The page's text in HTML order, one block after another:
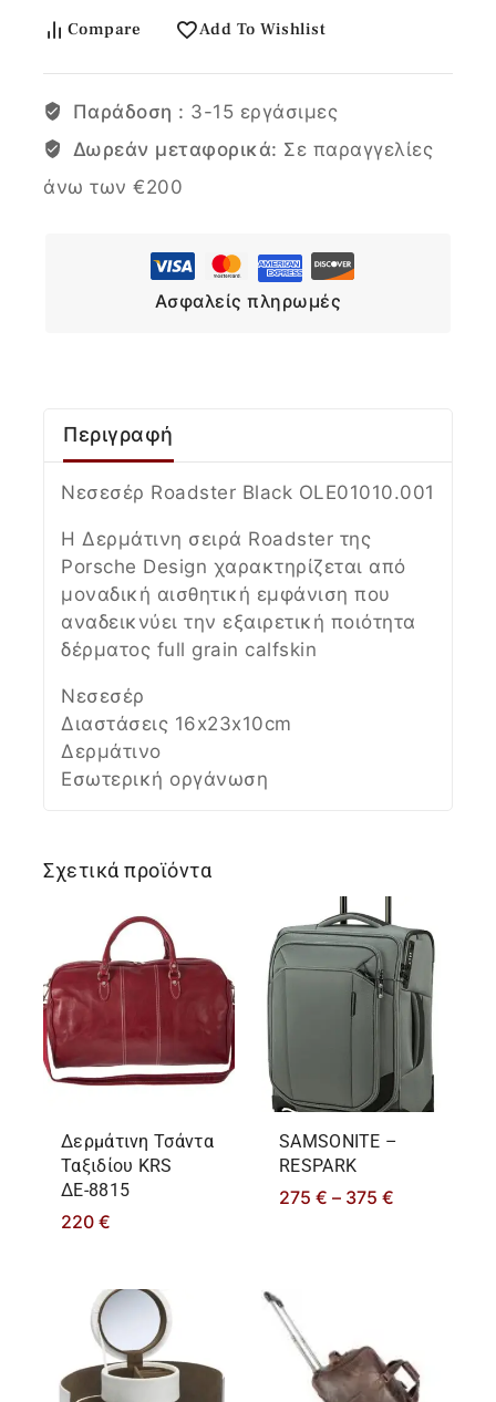
Compare Add To Wishlist
Παράδοση : 3-15 εργάσιμες
Δωρεάν μεταφορικά: Σε παραγγελίες
άνω των €200
Ασφαλείς πληρωμές
Περιγραφή
Νεσεσέρ Roadster Black OLE01010.001
H Δερμάτινη σειρά Roadster της
Porsche Design χαρακτηρίζεται από
μοναδική αισθητική εμφάνιση που
αναδεικνύει την εξαιρετική ποιότητα
δέρματος full grain calfskin
Νεσεσέρ
Διαστάσεις 16x23x10cm
Δερμάτινο
Εσωτερική οργάνωση
Σχετικά προϊόντα
Δερμάτινη Τσάντα
Ταξιδίου KRS
ΔΕ-8815
220 €
SAMSONITE –
RESPARK
275 € – 375 €